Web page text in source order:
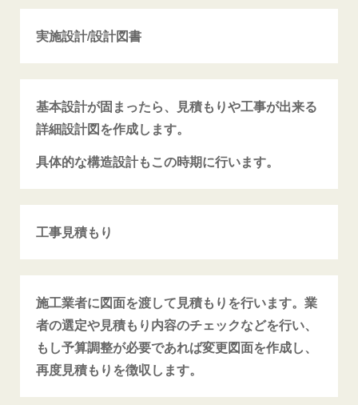
実施設計/設計図書
基本設計が固まったら、見積もりや工事が出来る
詳細設計図を作成します。
具体的な構造設計もこの時期に行います。
工事見積もり
施工業者に図面を渡して見積もりを行います。業
者の選定や見積もり内容のチェックなどを行い、
もし予算調整が必要であれば変更図面を作成し、
再度見積もりを徴収します。